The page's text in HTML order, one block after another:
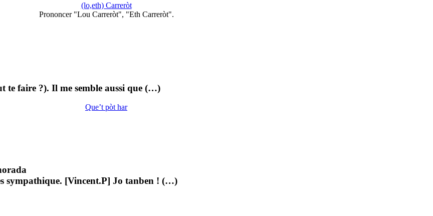
(lo,eth) Carreròt
Prononcer "Lou Carreròt", "Eth Carreròt".
te faire ?). Il me semble aussi que (…)
Que’t pòt har
sympathique. [Vincent.P] Jo tanben ! (…)